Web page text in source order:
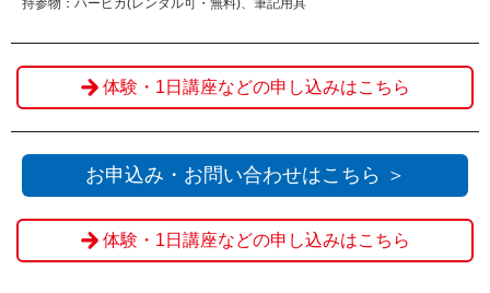
持参物：ハーピカ(レンタル可・無料)、筆記用具
体験・1日講座などの申し込みはこちら
お申込み・お問い合わせはこちら ＞
体験・1日講座などの申し込みはこちら